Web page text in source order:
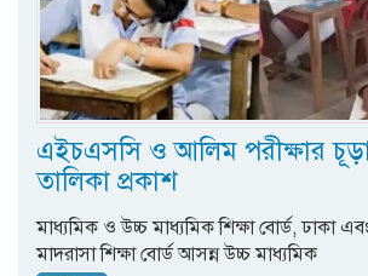
এইচএসসি ও আলিম পরীক্ষার
তালিকা প্রকাশ
মাধ্যমিক ও উচ্চ মাধ্যমিক শিক্ষা বোর্ড, ঢাকা
মাদরাসা শিক্ষা বোর্ড আসন্ন উচ্চ মাধ্যমিক